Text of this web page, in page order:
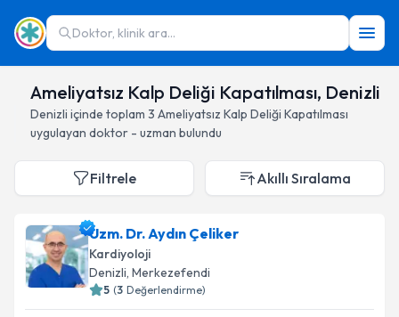
Doktor, klinik ara...
Ameliyatsız Kalp Deliği Kapatılması, Denizli
Denizli içinde toplam 3 Ameliyatsız Kalp Deliği Kapatılması
uygulayan doktor - uzman bulundu
Filtrele Akıllı Sıralama
Uzm. Dr. Aydın Çeliker
Kardiyoloji
Denizli, Merkezefendi
5 (3 Değerlendirme)